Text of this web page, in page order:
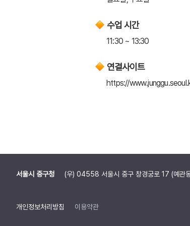
수업 시간
11:30 ~ 13:30
연결사이트
https://
서울시 중구청 (우) 04558 서울시 중구 창경궁로 17 (예관
개인정보처리방침 이용약관